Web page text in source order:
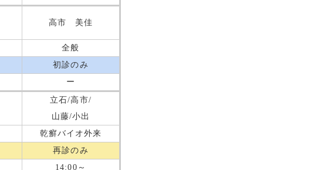
高市 美佳
全般
初診のみ
ー
立石/高市/
山藤/小出
乾癬バイオ外来
再診のみ
14:00～